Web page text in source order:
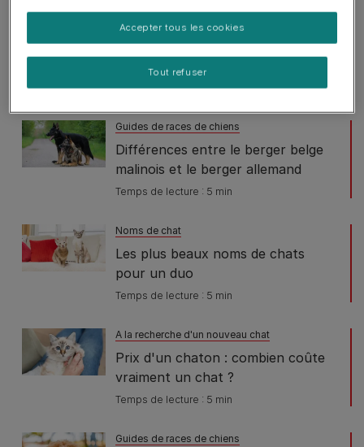
Guides de races de chiens
Les races de chiens les plus
affectueuses
Temps de lecture : 10 min
Guides de races de chiens
Différences entre le berger belge
malinois et le berger allemand
Temps de lecture : 5 min
Noms de chat
Les plus beaux noms de chats
pour un duo
Temps de lecture : 5 min
A la recherche d'un nouveau chat
Prix d'un chaton : combien coûte
vraiment un chat ?
Temps de lecture : 5 min
Guides de races de chiens
Tout refuser
Accepter tous les cookies